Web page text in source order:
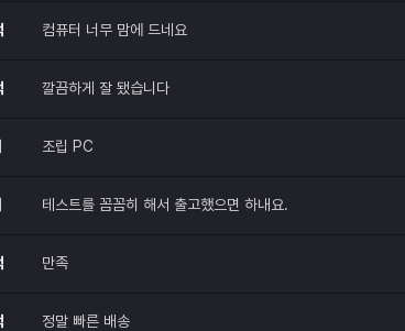
컴퓨터 너무 맘에 드네요
깔끔하게 잘 됐습니다
조립 PC
테스트를 꼼꼼히 해서 출고했으면 하내요.
만족
정말 빠른 배송